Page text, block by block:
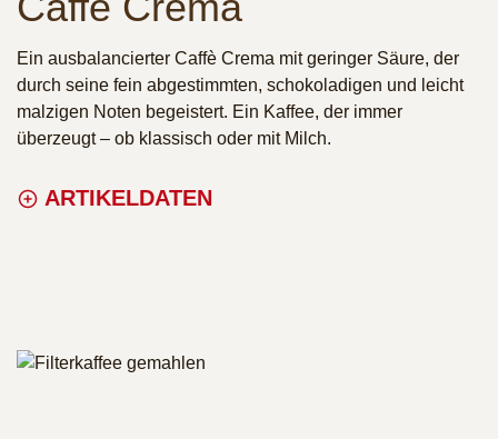
Ein ausbalancierter Caffè Crema mit geringer Säure, der
durch seine fein abgestimmten, schokoladigen und leicht
malzigen Noten begeistert. Ein Kaffee, der immer
überzeugt – ob klassisch oder mit Milch.
ARTIKELDATEN